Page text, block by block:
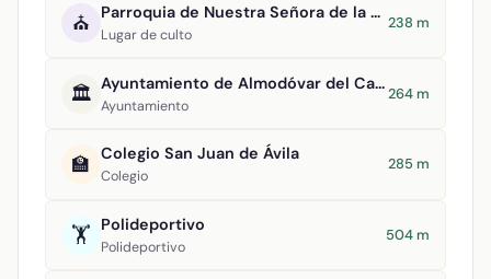
⛪ Parroquia de Nuestra Señora de la Asunción
Lugar de culto
238 m
🏛️ Ayuntamiento de Almodóvar del Campo
Ayuntamiento
264 m
🏫 Colegio San Juan de Ávila
Colegio
285 m
🏋️ Polideportivo
Polideportivo
504 m